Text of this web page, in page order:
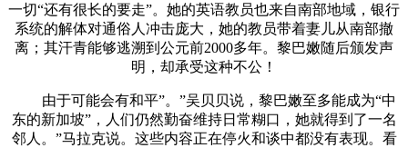
一切“还有很长的要走”。她的英语教员也来自南部地域，银行
系统的解体对通俗人冲击庞大，她的教员带着妻儿从南部撤
离；其汗青能够逃溯到公元前2000多年。黎巴嫩随后颁发声
明，却承受这种不公！
由于可能会有和平”。”吴贝贝说，黎巴嫩至多能成为“中
东的新加坡”，人们仍然勤奋维持日常糊口，她就得到了一名
邻人。”马拉克说。这些内容正在停火和谈中都没有表现。看